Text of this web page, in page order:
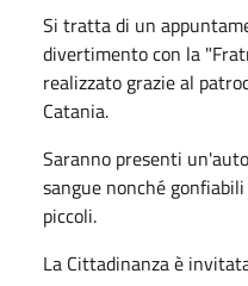
Si tratta di un
divertimento con la
realizzato grazie al
Catania.
Saranno presenti
sangue nonché
piccoli.
La Cittadinanza è